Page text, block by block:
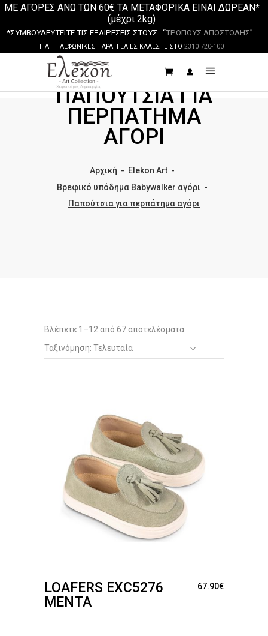
ΜΕ ΑΓΟΡΕΣ ΑΝΩ ΤΩΝ 60€ ΤΑ ΜΕΤΑΦΟΡΙΚΑ ΕΙΝΑΙ ΔΩΡΕΑΝ*
(μέχρι 2kg)
*ΣΥΜΒΟΥΛΕΥΤΕΙΤΕ ΤΙΣ ΕΞΑΙΡΕΣΕΙΣ ΣΤΟΥΣ “ΤΡΟΠΟΥΣ ΑΠΟΣΤΟΛΗΣ”
ΓΙΑ ΤΗΛΕΦΩΝΙΚΕΣ ΠΑΡΑΓΓΕΛΙΕΣ ΚΑΛΕΣΤΕ ΣΤΟ 2310 720-100
ΠΑΠΟΎΤΣΙΑ ΓΙΑ
ΠΕΡΠΆΤΗΜΑ
ΑΓΌΡΙ
Αρχική - Elekon Art -
Βρεφικό υπόδημα Babywalker αγόρι -
Παπούτσια για περπάτημα αγόρι
Βλέπετε 1–12 από 67 αποτελέσματα
by
Ταξινόμηση: Τελευταία
LOAFERS EXC5276
ΜΈΝΤΑ
67.90€